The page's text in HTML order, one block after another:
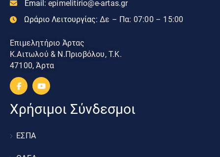
Email: epimelitirio@e-artas.gr
Ωράριο Λειτουργίας: Δε – Πα: 07:00 – 15:00
Επιμελητήριο Άρτας
Κ.Αιτωλού & Ν.Πριοβόλου, Τ.Κ.
47100, Άρτα
Χρήσιμοι Σύνδεσμοι
ΕΣΠΑ